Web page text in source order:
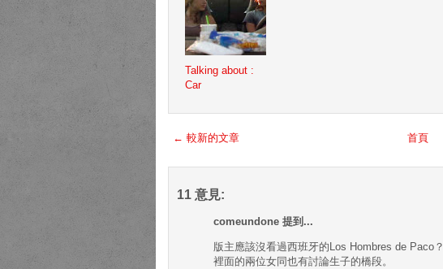
Talking about :
Car
← 較新的文章 首頁
11 意見:
comeundone 提到...
版主應該沒看過西班牙的Los Hombres de Paco？
裡面的兩位女同也有討論生子的橋段。